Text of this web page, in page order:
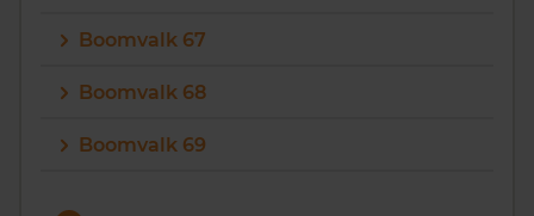
Boomvalk 67
Boomvalk 68
Boomvalk 69